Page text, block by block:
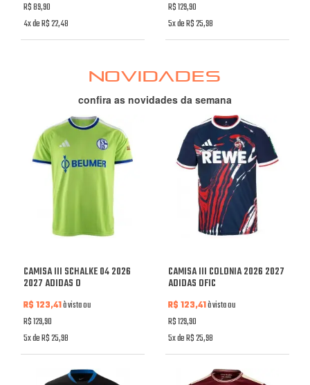
R$ 89,90
4x de R$ 22,48
R$ 129,90
5x de R$ 25,98
NOVIDADES
confira as novidades da semana
CAMISA III SCHALKE 04 2026
2027 ADIDAS O
R$ 123,41à vista ou
R$ 129,90
5x de R$ 25,98
CAMISA III COLONIA 2026 2027
ADIDAS OFIC
R$ 123,41à vista ou
R$ 129,90
5x de R$ 25,98